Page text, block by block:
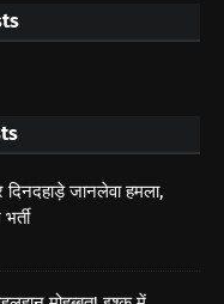
दिनदहाड़े जानलेवा हमला,